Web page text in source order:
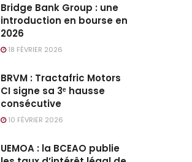
Bridge Bank Group : une
introduction en bourse en
2026
18 FÉVRIER 2026
BRVM : Tractafric Motors
CI signe sa 3ᵉ hausse
consécutive
10 FÉVRIER 2026
UEMOA : la BCEAO publie